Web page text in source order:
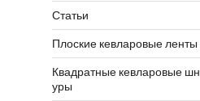
Статьи
Плоские кевларовые ленты
Квадратные кевларовые шн
уры